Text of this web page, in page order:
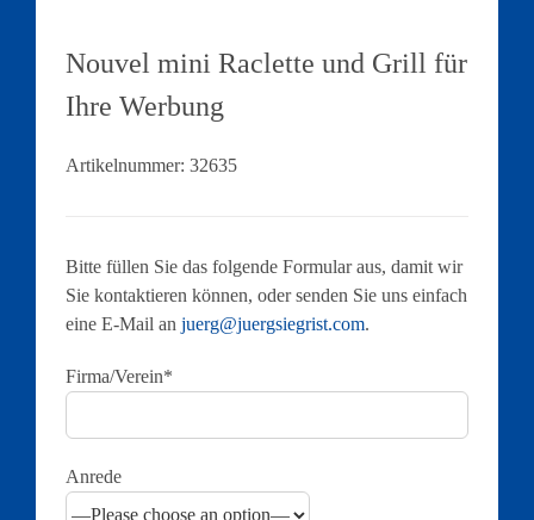
Nouvel mini Raclette und Grill für
Ihre Werbung
Artikelnummer: 32635
Bitte füllen Sie das folgende Formular aus, damit wir
Sie kontaktieren können, oder senden Sie uns einfach
eine E-Mail an juerg@juergsiegrist.com.
Firma/Verein*
Anrede